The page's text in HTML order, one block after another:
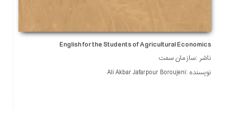
English for the Students of Agricultural Economics
ناشر :سازمان سمت
نویسنده :Ali Akbar Jafarpour Boroujeni